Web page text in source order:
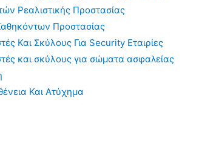
Ρεαλιστικής Προστασίας
Προστασίας
Και Σκύλους Για Security Εταιρίες
και σκύλους για σώματα ασφαλείας
Και Ατύχημα